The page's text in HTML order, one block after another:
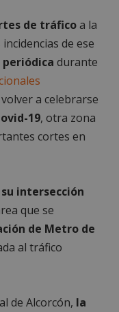
de tráficoa la
de ese
durante
a celebrarse
19, otra zona
cortes en
intersección
que se
de Metro de
al tráfico
de Alcorcón, la